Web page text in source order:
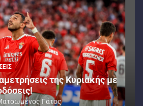
της Κυριακής με
Γάτος